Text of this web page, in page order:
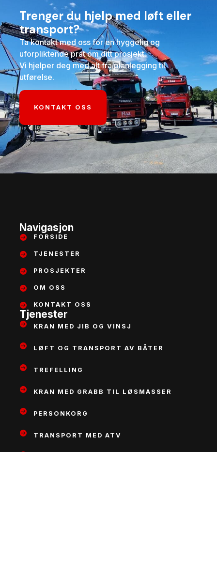
Trenger du hjelp med løft eller
transport?
Ta kontakt med oss for en hyggelig og
uforpliktende prat om ditt prosjekt.
Vi hjelper deg med alt fra planlegging til
utførelse.
KONTAKT OSS
Navigasjon
FORSIDE
TJENESTER
PROSJEKTER
OM OSS
KONTAKT OSS
Tjenester
KRAN MED JIB OG VINSJ
LØFT OG TRANSPORT AV BÅTER
TREFELLING
KRAN MED GRABB TIL LØSMASSER
PERSONKORG
TRANSPORT MED ATV